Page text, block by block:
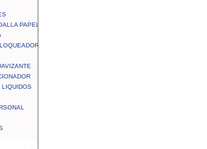
PAPEL
LIQUIDOS